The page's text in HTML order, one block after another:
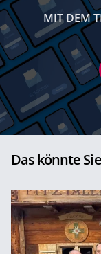
MIT DEM
Das könnte